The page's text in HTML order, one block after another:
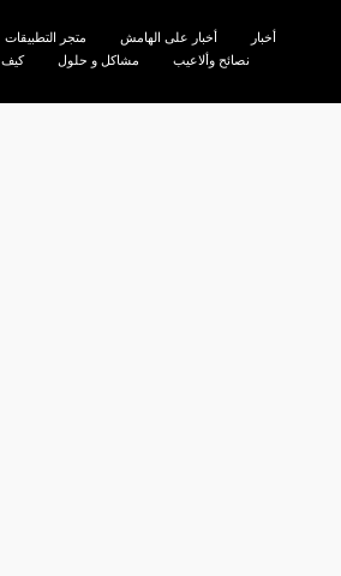
أخبار أخبار على الهامش متجر التطبيقات
نصائح وألاعيب
مشاكل و حلول كيف